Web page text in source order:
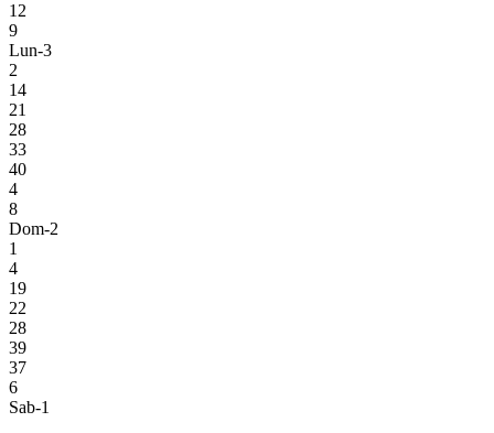
12
9
Lun-3
2
14
21
28
33
40
4
8
Dom-2
1
4
19
22
28
39
37
6
Sab-1